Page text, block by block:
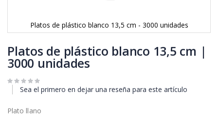
Platos de plástico blanco 13,5 cm - 3000 unidades
al
comienzo
de
galería
Platos de plástico blanco 13,5 cm |
3000 unidades
Sea el primero en dejar una reseña para este artículo
Plato llano